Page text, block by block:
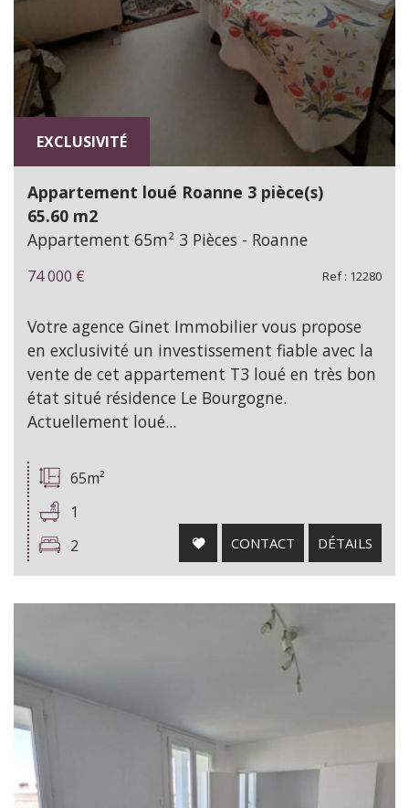
EXCLUSIVITÉ
Appartement loué Roanne 3 pièce(s)
65.60 m2
Appartement 65m² 3 Pièces - Roanne
74 000 € Ref : 12280
Votre agence Ginet Immobilier vous propose
en exclusivité un investissement fiable avec la
vente de cet appartement T3 loué en très bon
état situé résidence Le Bourgogne.
Actuellement loué...
65m²
1
2
CONTACT DÉTAILS